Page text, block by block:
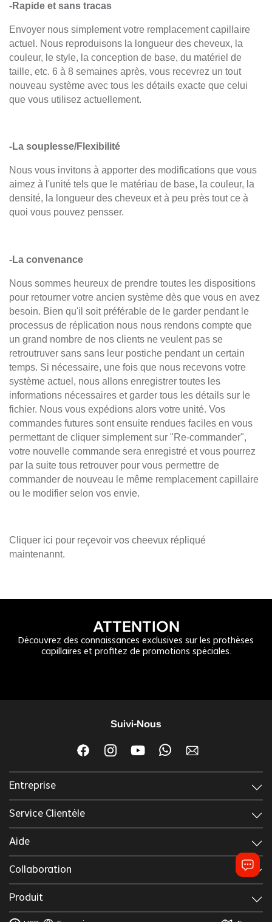
-Rapide et sans tracas
Envoyer nous simplement votre remplacement capillaire
actuel. Nous reproduisons la longueur des cheveux, la
couleur, le style, la conception de base, du matériel de
taille, etc. 6 à 8 semaines après, vous recevrez un tout
nouveau système avec tous les détails exacte que celui
que vous utilisez actuellement.
-La souplesse/Flexibilité
Nous vous invitons à apporter des modifications que vous
aimez à l'unité tels que le matériau de base, la couleur, la
densité, la longueur des cheveux et à peu près tout ce à
quoi vous pouvez pensser.
-La convenance
Nous sommes heureux de prendre toutes les dispositions
pour retourner votre ancien système dès que vous en avez
besoin. Bien qu'il soit préférable de le garder pendant le
processus de réplication nous nous rendons compte que
un grand nombre de nos clients ne veulent pas se
retroutruver sans sans leur postiche pendant un certain
temps. Si nécessaire, une fois que nous recevons votre
système actuel, nous allons enregistrer toutes les
informations nécessaires et garder tous les détails sur le
fichier. Nous vous expédions alors votre unité. Vos
commandes futures sont ensuite rendues faciles en vous
permettant de cliquer simplement sur "Re-commander",
votre nouvelle commande sera enregistré et vous pourrez
par la suite tous retrouver pour vous permettre de
commander de nouveau le même remplacement capillaire
ou le modifier selon vos envie.
Cliquer ici pour reçevoir vos cheevux répliqué
maintenannt.
ATTENTION
Découvrez des connaissances exclusives sur les prothèses
capillaires et profitez de promotions spéciales.
Entreprise
Service Clientèle
Aide
Collaboration
Produit
Suivi-Nous